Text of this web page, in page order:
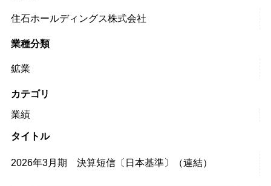
住石ホールディングス株式会社
業種分類
鉱業
カテゴリ
業績
タイトル
2026年3月期 決算短信〔日本基準〕（連結）